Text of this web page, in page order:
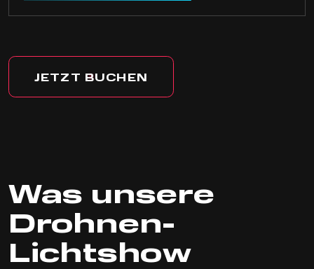
JETZT BUCHEN
Was unsere
Drohnen-
Lichtshow